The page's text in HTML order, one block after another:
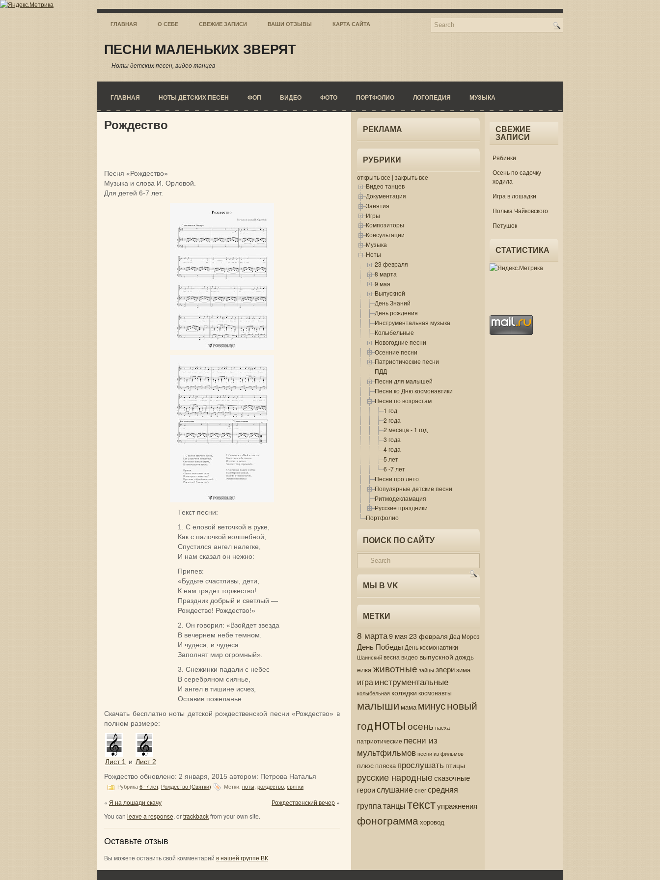
ГЛАВНАЯ О СЕБЕ СВЕЖИЕ ЗАПИСИ ВАШИ ОТЗЫВЫ КАРТА САЙТА
ПЕСНИ МАЛЕНЬКИХ ЗВЕРЯТ
Ноты детских песен, видео танцев
ГЛАВНАЯ НОТЫ ДЕТСКИХ ПЕСЕН ФОП ВИДЕО ФОТО ПОРТФОЛИО ЛОГОПЕДИЯ МУЗЫКА
Рождество
Песня «Рождество»
Музыка и слова И. Орловой.
Для детей 6-7 лет.
Текст песни:
1. С еловой веточкой в руке,
Как с палочкой волшебной,
Спустился ангел налегке,
И нам сказал он нежно:
Припев:
«Будьте счастливы, дети,
К нам грядет торжество!
Праздник добрый и светлый —
Рождество! Рождество!»
2. Он говорил: «Взойдет звезда
В вечернем небе темном.
И чудеса, и чудеса
Заполнят мир огромный».
3. Снежинки падали с небес
В серебряном сиянье,
И ангел в тишине исчез,
Оставив пожеланье.
Скачать бесплатно ноты детской рождественской песни «Рождество» в
полном размере:
Лист 1 и Лист 2
Рождество обновлено: 2 января, 2015 автором: Петрова Наталья
Рубрика 6 -7 лет, Рождество (Святки) Метки: ноты рождество святки
« Я на лошади скачу Рождественский вечер »
You can leave a response, ortrackbackfrom your own site.
Оставьте отзыв
Вы можете оставить свой комментарий в нашей группе ВК
РЕКЛАМА
РУБРИКИ
открыть все | закрыть все
Видео танцев
Документация
Занятия
Игры
Композиторы
Консультации
Музыка
Ноты
23 февраля
8 марта
9 мая
Выпускной
День Знаний
День рождения
Инструментальная музыка
Колыбельные
Новогодние песни
Осенние песни
Патриотические песни
ПДД
Песни для малышей
Песни ко Дню космонавтики
Песни по возрастам
1 год
2 года
2 месяца - 1 год
3 года
4 года
5 лет
6 -7 лет
Песни про лето
Популярные детские песни
Ритмодекламация
Русские праздники
Портфолио
ПОИСК ПО САЙТУ
МЫ В VK
МЕТКИ
8 марта9 мая 23 февраля Дед Мороз
День Победы День космонавтики
Шаинскийвесна видео выпускной дождь
елкаживотные зайцы зверизима
играинструментальные
колыбельная колядки космонавты
малыши мама минусновый
годнотыосень пасха
патриотические песни из
мультфильмов песни из фильмов
плюс пляска прослушать птицы
русские народныесказочные
героислушаниеснегсредняя
группатанцытекступражнения
фонограммахоровод
СВЕЖИЕ
ЗАПИСИ
Рябинки
Осень по садочку
ходила
Игра в лошадки
Полька Чайковского
Петушок
СТАТИСТИКА